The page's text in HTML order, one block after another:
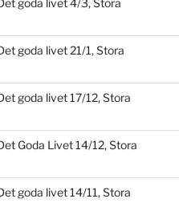
goda livet 4/3, Stora
goda livet 21/1, Stora
goda livet 17/12, Stora
Goda Livet 14/12, Stora
goda livet 14/11, Stora